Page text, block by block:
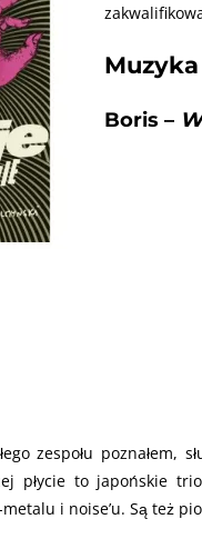
Muzyka
Boris – W
zespołu poznałem,
płycie to japońskie
i noise’u. Są też